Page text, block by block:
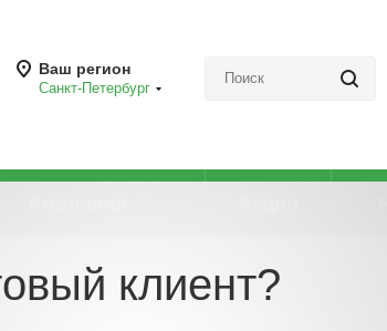
Ваш регион
Санкт-Петербург
и средства защиты - Устройства защиты и безопасности
клиент?